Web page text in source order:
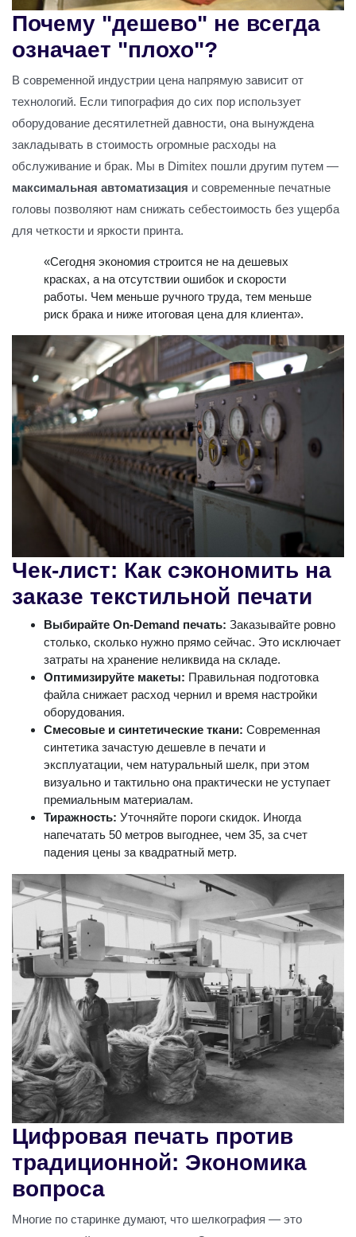
Почему "дешево" не всегда
означает "плохо"?
В современной индустрии цена напрямую зависит от
технологий. Если типография до сих пор использует
оборудование десятилетней давности, она вынуждена
закладывать в стоимость огромные расходы на
обслуживание и брак. Мы в Dimitex пошли другим путем —
максимальная автоматизация и современные печатные
головы позволяют нам снижать себестоимость без ущерба
для четкости и яркости принта.
«Сегодня экономия строится не на дешевых
красках, а на отсутствии ошибок и скорости
работы. Чем меньше ручного труда, тем меньше
риск брака и ниже итоговая цена для клиента».
Чек-лист: Как сэкономить на
заказе текстильной печати
Выбирайте On-Demand печать: Заказывайте ровно
столько, сколько нужно прямо сейчас. Это исключает
затраты на хранение неликвида на складе.
Оптимизируйте макеты: Правильная подготовка
файла снижает расход чернил и время настройки
оборудования.
Смесовые и синтетические ткани: Современная
синтетика зачастую дешевле в печати и
эксплуатации, чем натуральный шелк, при этом
визуально и тактильно она практически не уступает
премиальным материалам.
Тиражность: Уточняйте пороги скидок. Иногда
напечатать 50 метров выгоднее, чем 35, за счет
падения цены за квадратный метр.
Цифровая печать против
традиционной: Экономика
вопроса
Многие по старинке думают, что шелкография — это